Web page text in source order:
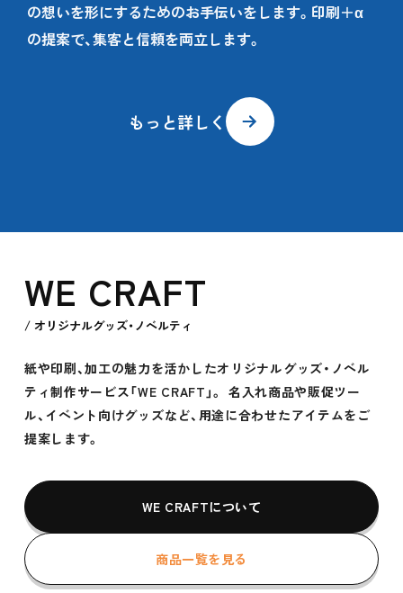
の想いを形にするためのお手伝いをします。印刷＋α
の提案で、集客と信頼を両立します。
もっと詳しく
WE CRAFT
/ オリジナルグッズ・ノベルティ
紙や印刷、加工の魅力を活かしたオリジナルグッズ・ノベル
ティ制作サービス「WE CRAFT」。 名入れ商品や販促ツー
ル、イベント向けグッズなど、用途に合わせたアイテムをご
提案します。
WE CRAFTについて
商品一覧を見る